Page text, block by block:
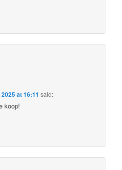
at 16:11 said:
koop!